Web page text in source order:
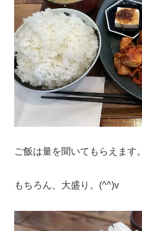
ご飯は量を聞いてもらえます。
もちろん、大盛り。(^^)v